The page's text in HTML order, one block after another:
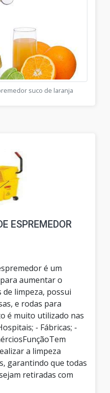
suco de laranja
ESPREMEDOR
é um
aumentar o
limpeza, possui
e rodas para
é muito utilizado nas
- Fábricas; -
a limpeza
garantindo que todas
retiradas com